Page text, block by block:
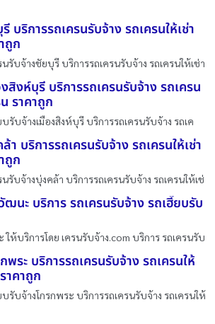
บริการรถเครนรับจ้าง รถเครนให้เช่า
ถูก
รับจ้างชัยบุรี บริการรถเครนรับจ้าง รถเครนให้เช่า
สิงห์บุรี บริการรถเครนรับจ้าง รถเครน
น ราคาถูก
รับจ้างเมืองสิงห์บุรี บริการรถเครนรับจ้าง รถเค
า บริการรถเครนรับจ้าง รถเครนให้เช่า
ถูก
รับจ้างบุ่งคล้า บริการรถเครนรับจ้าง รถเครนให้เช่
ฒนะ บริการ รถเครนรับจ้าง รถเฮี๊ยบรับ
ให้บริการโดย เครนรับจ้าง.com บริการ รถเครนรับ
พระ บริการรถเครนรับจ้าง รถเครนให้
าคาถูก
รับจ้างโกรกพระ บริการรถเครนรับจ้าง รถเครนให้